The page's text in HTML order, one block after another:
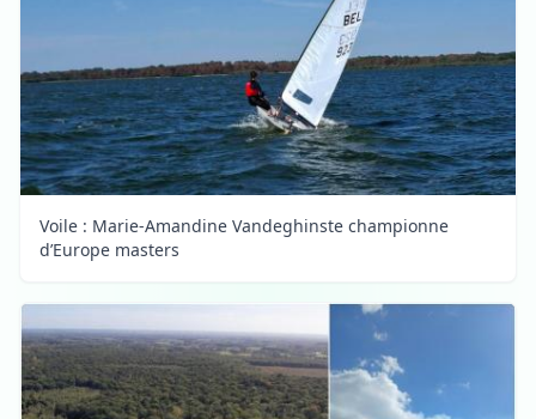
Voile : Marie-Amandine Vandeghinste championne
d’Europe masters